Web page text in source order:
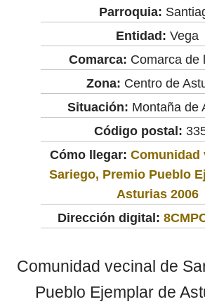
Parroquia:
Entidad: Vega
Comarca: Comarca de
Zona: Centro de
Situación: Montaña de
Código postal:
Cómo llegar: Comunidad
Sariego, Premio Pueblo
Asturias 2006
Dirección digital:
Comunidad vecinal de
Pueblo Ejemplar de